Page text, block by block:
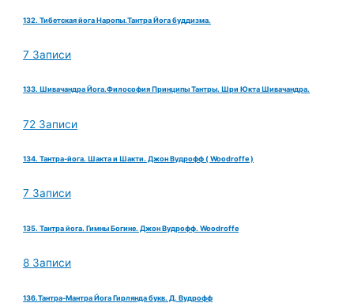
132. Тибетская йога Наропы.Тантра Йога буддизма.
7 Записи
133. Шивачандра Йога.Философия Принципы Тантры. Шри Юкта Шивачандра.
72 Записи
134. Тантра-йога. Шакта и Шакти. Джон Вудрофф ( Woodroffe )
7 Записи
135. Тантра йога. Гимны Богине. Джон Вудрофф. Woodroffe
8 Записи
136.Тантра-Мантра Йога Гирлянда букв. Д. Вудрофф